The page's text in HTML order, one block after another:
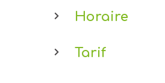
Horaire
Tarif